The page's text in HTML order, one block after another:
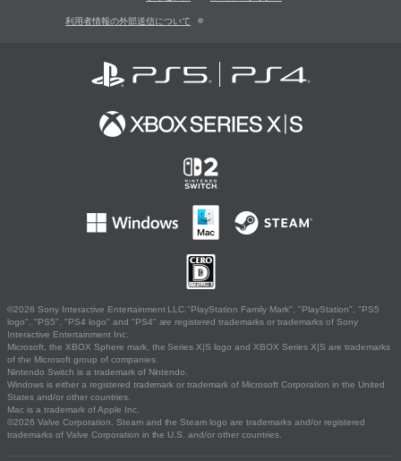
利用者情報の外部送信について
©2026 Sony Interactive Entertainment LLC."PlayStation Family Mark", "PlayStation", "PS5
logo", "PS5", "PS4 logo" and "PS4" are registered trademarks or trademarks of Sony
Interactive Entertainment Inc.
Microsoft, the XBOX Sphere mark, the Series X|S logo and XBOX Series X|S are trademarks
of the Microsoft group of companies.
Nintendo Switch is a trademark of Nintendo.
Windows is either a registered trademark or trademark of Microsoft Corporation in the United
States and/or other countries.
Mac is a trademark of Apple Inc.
©2026 Valve Corporation. Steam and the Steam logo are trademarks and/or registered
trademarks of Valve Corporation in the U.S. and/or other countries.